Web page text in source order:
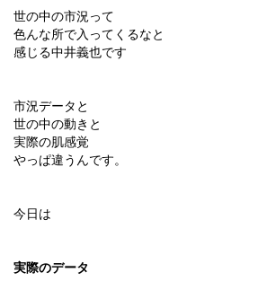
世の中の市況って
色んな所で入ってくるなと
感じる中井義也です
市況データと
世の中の動きと
実際の肌感覚
やっぱ違うんです。
今日は
実際のデータ